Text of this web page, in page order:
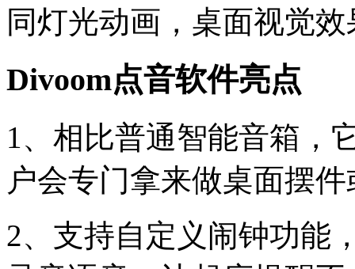
同灯光动画，桌面视觉
Divoom点音软件亮点
1、相比普通智能音箱，
户会专门拿来做桌面摆
2、支持自定义闹钟功能